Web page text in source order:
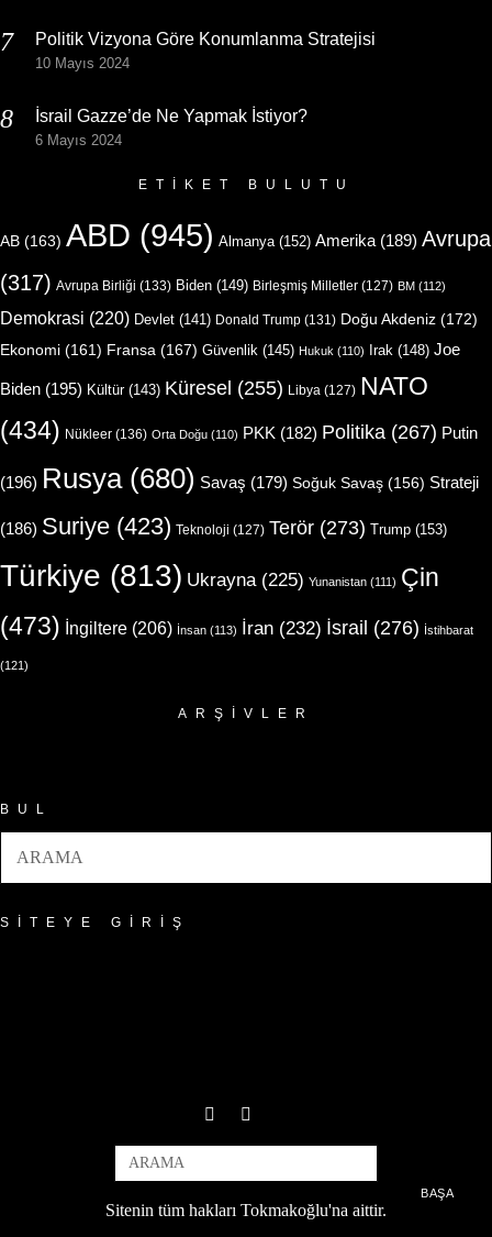
Politik Vizyona Göre Konumlanma Stratejisi
10 Mayıs 2024
İsrail Gazze’de Ne Yapmak İstiyor?
6 Mayıs 2024
ETIKET BULUTU
AB (163) ABD (945) Almanya(152) Amerika (189) Avrupa
(317) Avrupa Birliği (133) Biden (149) Birleşmiş Milletler (127) BM (112)
Demokrasi (220) Devlet (141) Donald Trump (131) Doğu Akdeniz (172)
Ekonomi (161) Fransa (167) Güvenlik (145) Hukuk (110) Irak (148) Joe
Biden (195) Kültür(143) Küresel (255) Libya (127) NATO
(434) Nükleer (136) Orta Doğu (110) PKK (182) Politika (267) Putin
(196) Rusya(680) Savaş (179) Soğuk Savaş (156) Strateji
(186) Suriye (423) Teknoloji (127) Terör (273) Trump (153)
Türkiye (813) Ukrayna(225) Yunanistan (111) Çin
(473) İngiltere (206) İnsan (113) İran (232) İsrail (276) İstihbarat
(121)
ARŞIVLER
BUL
SITEYE GIRIŞ
Sitenin tüm hakları Tokmakoğlu'na aittir.
BAŞA